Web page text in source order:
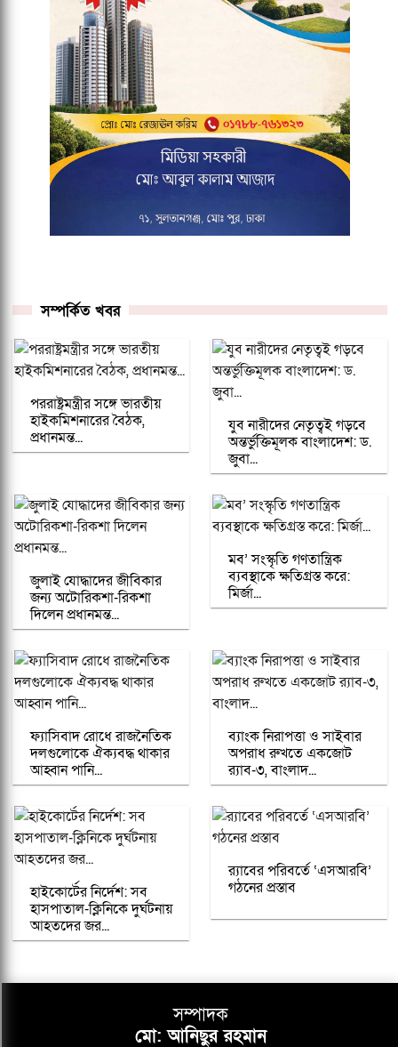
সম্পর্কিত খবর
পররাষ্ট্রমন্ত্রীর সঙ্গে ভারতীয়
হাইকমিশনারের বৈঠক,
প্রধানমন্ত...
যুব নারীদের নেতৃত্বই গড়বে
অন্তর্ভুক্তিমূলক বাংলাদেশ: ড.
জুবা...
জুলাই যোদ্ধাদের জীবিকার
জন্য অটোরিকশা-রিকশা
দিলেন প্রধানমন্ত...
মব’ সংস্কৃতি গণতান্ত্রিক
ব্যবস্থাকে ক্ষতিগ্রস্ত করে:
মির্জা...
ফ্যাসিবাদ রোধে রাজনৈতিক
দলগুলোকে ঐক্যবদ্ধ থাকার
আহ্বান পানি...
ব্যাংক নিরাপত্তা ও সাইবার
অপরাধ রুখতে একজোট
র‌্যাব-৩, বাংলাদ...
হাইকোর্টের নির্দেশ: সব
হাসপাতাল-ক্লিনিকে দুর্ঘটনায়
আহতদের জর...
র‍্যাবের পরিবর্তে ‘এসআরবি’
গঠনের প্রস্তাব
সম্পাদক
মো: আনিছুর রহমান